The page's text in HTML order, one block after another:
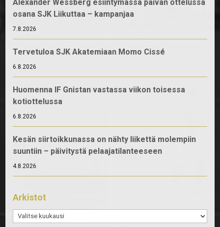
Alexander Wessberg esiintymässä päivän ottelussa
osana SJK Liikuttaa – kampanjaa
7.8.2026
Tervetuloa SJK Akatemiaan Momo Cissé
6.8.2026
Huomenna IF Gnistan vastassa viikon toisessa
kotiottelussa
6.8.2026
Kesän siirtoikkunassa on nähty liikettä molempiin
suuntiin – päivitystä pelaajatilanteeseen
4.8.2026
Arkistot
Arkistot